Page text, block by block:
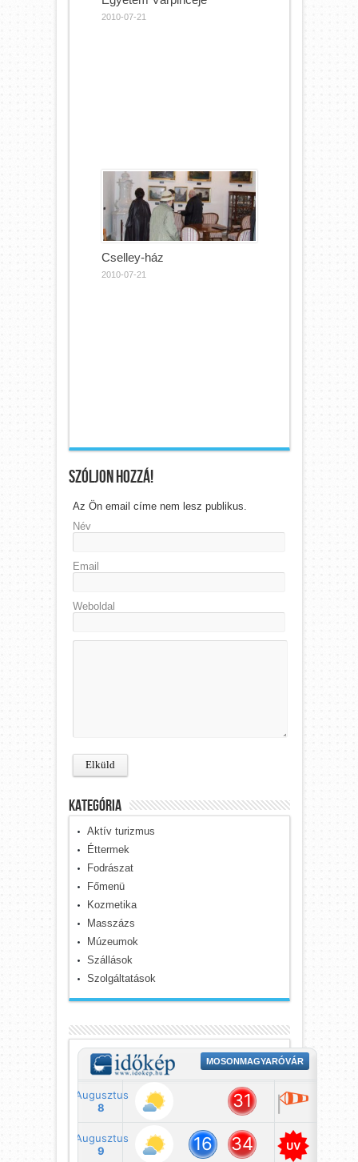
2010-07-21
Cselley-ház
2010-07-21
Szóljon hozzá!
Az Ön email címe nem lesz publikus.
Név
Email
Weboldal
kategória
Aktív turizmus
Éttermek
Fodrászat
Főmenü
Kozmetika
Masszázs
Múzeumok
Szállások
Szolgáltatások